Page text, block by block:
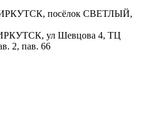
ИРКУТСК, посёлок СВЕТЛЫЙ,
ИРКУТСК, ул Шевцова 4, ТЦ
2, пав. 66